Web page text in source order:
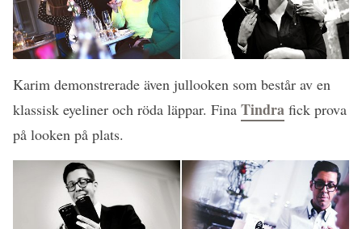
Karim demonstrerade även jullooken som består av en
klassisk eyeliner och röda läppar. Fina Tindra fick prova
på looken på plats.